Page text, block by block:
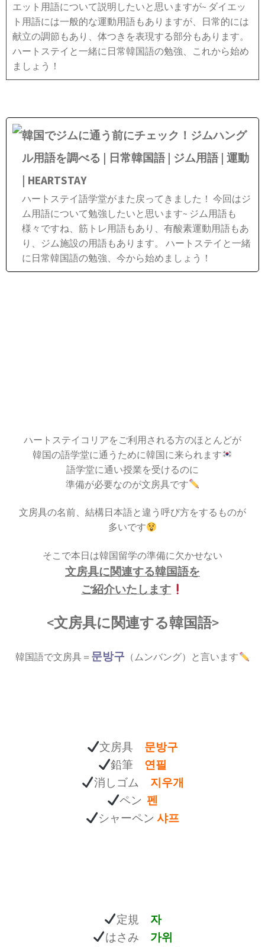
エット用語について説明したいと思いますが~ ダイエッ
ト用語には一般的な運動用語もありますが、日常的には
献立の調節もあり、体つきを表現する部分もあります。
ハートステイと一緒に日常韓国語の勉強、これから始め
ましょう！
韓国でジムに通う前にチェック！ジムハング
ル用語を調べる | 日常韓国語 | ジム用語 | 運動
| HEARTSTAY
ハートステイ語学堂がまた戻ってきました！ 今回はジ
ム用語について勉強したいと思います~ ジム用語も
様々ですね、筋トレ用語もあり、有酸素運動用語もあ
り、ジム施設の用語もあります。 ハートステイと一緒
に日常韓国語の勉強、今から始めましょう！
ハートステイコリアをご利用される方のほとんどが
韓国の語学堂に通うために韓国に来られます
語学堂に通い授業を受けるのに
準備が必要なのが文房具です
文房具の名前、結構日本語と違う呼び方をするものが
多いです
そこで本日は韓国留学の準備に欠かせない
文房具に関連する韓国語を
ご紹介いたします
<文房具に関連する韓国語>
韓国語で文房具＝ 문방구 （ムンバング）と言います
文房具 문방구
鉛筆 연필
消しゴム 지우개
ペン펜
シャーペン 샤프
定規 자
はさみ 가위